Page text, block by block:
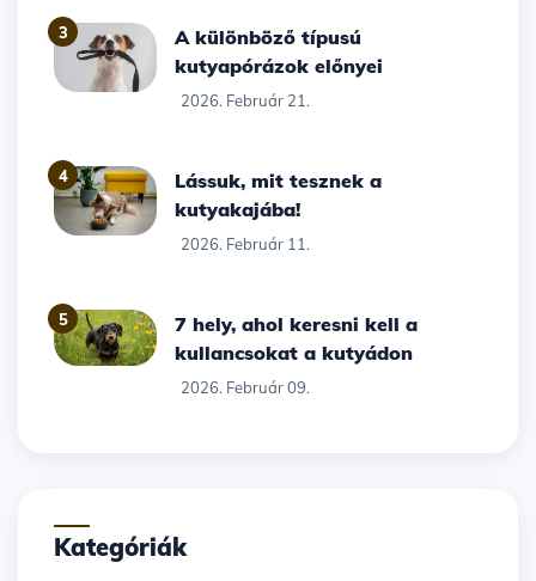
3
A különböző típusú
kutyapórázok előnyei
2026. Február 21.
4
Lássuk, mit tesznek a
kutyakajába!
2026. Február 11.
5
7 hely, ahol keresni kell a
kullancsokat a kutyádon
2026. Február 09.
Kategóriák